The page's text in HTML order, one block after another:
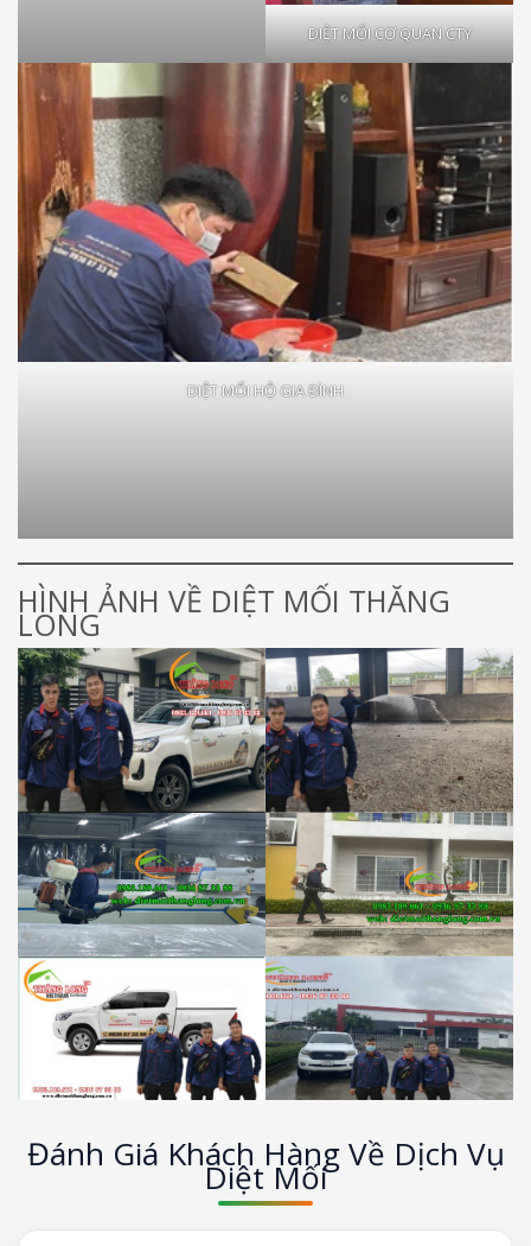
DIỆT MỐI CƠ QUAN CTY
DIỆT MỐI HỘ GIA ĐÌNH
HÌNH ẢNH VỀ DIỆT MỐI THĂNG
LONG
Đánh Giá Khách Hàng Về Dịch Vụ
Diệt Mối